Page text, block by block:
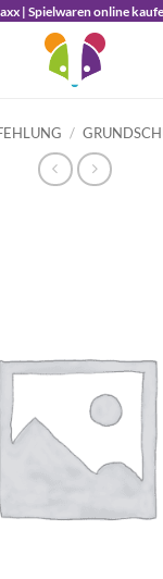
| Spielwaren online
/